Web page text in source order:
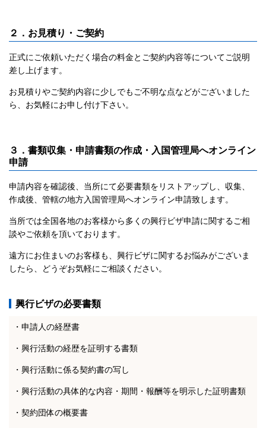
２．お見積り・ご契約
正式にご依頼いただく場合の料金とご契約内容等についてご説明
差し上げます。
お見積りやご契約内容に少しでもご不明な点などがございました
ら、お気軽にお申し付け下さい。
３． 書類収集・ 申請書類の作成・ 入国管理局へオンライン
申請
申請内容を確認後、当所にて必要書類をリストアップし、収集、
作成後、管轄の地方入国管理局へオンライン申請致します。
当所では全国各地のお客様から多くの興行ビザ申請に関するご相
談やご依頼を頂いております。
遠方にお住まいのお客様も、興行ビザに関するお悩みがございま
したら、どうぞお気軽にご相談ください。
興行ビザの必要書類
・申請人の経歴書
・興行活動の経歴を証明する書類
・興行活動に係る契約書の写し
・興行活動の具体的な内容・期間・報酬等を明示した証明書類
・契約団体の概要書